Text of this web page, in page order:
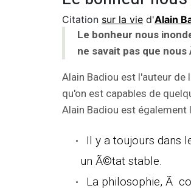
Citation sur la vie d'Alain
Le bonheur nous
ne savait pas que
Alain Badiou est l'auteur de
qu'on est capables de
Alain Badiou est
Il y a toujours dans
un Ã©tat stable.
La philosophie, Ã